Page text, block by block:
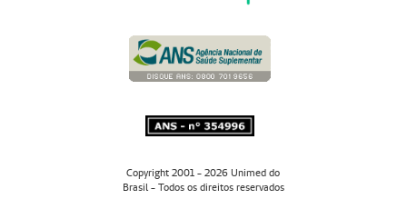
Copyright 2001 - 2026 Unimed do
Brasil - Todos os direitos reservados